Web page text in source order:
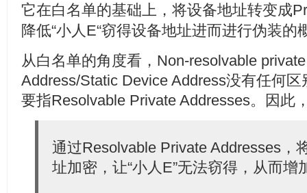
它在白名单的基础上，将设备地址转变成
降低“小人E“窃得设备地址进而进行伪装的
从白名单的角度看，Non-resolvable
Address/Static Device Address没有任何
要指Resolvable Private Addresses。因此
通过Resolvable Private Addresses，
址加密，让“小人E”无法窃得，从而增